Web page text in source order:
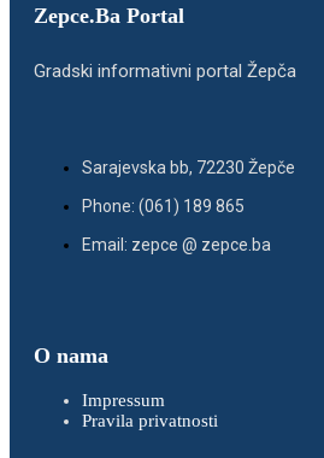
Zepce.Ba Portal
Gradski informativni portal Žepča
Sarajevska bb, 72230 Žepče
Phone: (061) 189 865
Email: zepce @ zepce.ba
O nama
Impressum
Pravila privatnosti